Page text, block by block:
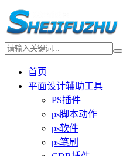
首页
平面设计辅助工具
PS插件
ps脚本动作
ps软件
ps笔刷